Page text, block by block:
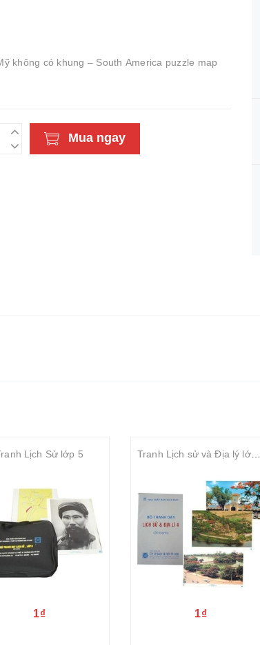
không có khung – South America puzzle map
Mua ngay
Lịch Sử lớp 5
1₫
Tranh Lịch sử và Địa lý lớp 4
1₫